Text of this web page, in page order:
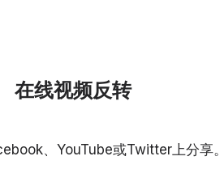
在线视频反转
、YouTube或Twitter上分享。